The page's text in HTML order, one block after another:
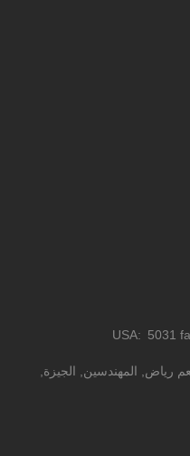
USA 5031
رياض, المهندسين, الجيزة,